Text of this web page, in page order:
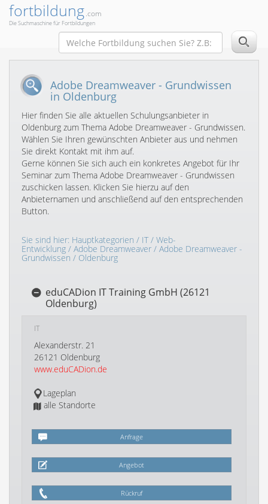
fortbildung.com
Die Suchmaschine für Fortbildungen
Adobe Dreamweaver - Grundwissen
in Oldenburg
Hier finden Sie alle aktuellen Schulungsanbieter in
Oldenburg zum Thema Adobe Dreamweaver - Grundwissen.
Wählen Sie Ihren gewünschten Anbieter aus und nehmen
Sie direkt Kontakt mit ihm auf.
Gerne können Sie sich auch ein konkretes Angebot für Ihr
Seminar zum Thema Adobe Dreamweaver - Grundwissen
zuschicken lassen. Klicken Sie hierzu auf den
Anbieternamen und anschließend auf den entsprechenden
Button.
Sie sind hier: Hauptkategorien / IT/ Web-
Entwicklung / Adobe Dreamweaver / Adobe Dreamweaver -
Grundwissen / Oldenburg
eduCADion IT Training GmbH (26121
Oldenburg)
IT
Alexanderstr. 21
26121 Oldenburg
www.eduCADion.de
Lageplan
alle Standorte
Anfrage
Angebot
Rückruf